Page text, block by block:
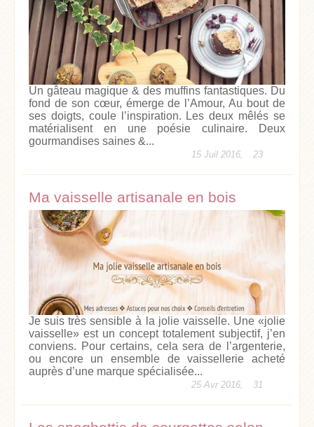
Un gâteau magique & des muffins fantastiques. Du
fond de son cœur, émerge de l’Amour, Au bout de
ses doigts, coule l’inspiration. Les deux mêlés se
matérialisent en une poésie culinaire. Deux
gourmandises saines &...
15 Juil 2016, 23
Ma vaisselle artisanale en bois
Je suis très sensible à la jolie vaisselle. Une «jolie
vaisselle» est un concept totalement subjectif, j’en
conviens. Pour certains, cela sera de l’argenterie,
ou encore un ensemble de vaissellerie acheté
auprès d’une marque spécialisée...
25 Avr 2016, 31